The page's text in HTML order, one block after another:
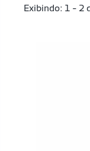
Exibindo: 1 - 2